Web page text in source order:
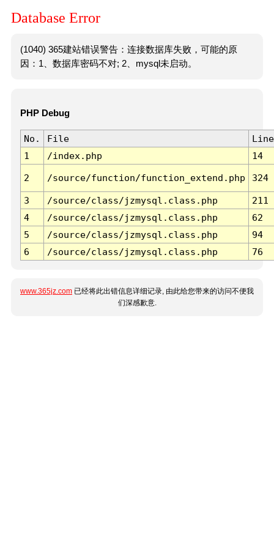
Database Error
(1040) 365建站错误警告：连接数据库失败，可能的原
因：1、数据库密码不对; 2、mysql未启动。
PHP Debug
No. File
Line
1
/index.php 14
2 /source/function/function_extend.php 324
3 /source/class/jzmysql.class.php
211
4
/source/class/jzmysql.class.php
62
5
/source/class/jzmysql.class.php
94
6
/source/class/jzmysql.class.php 76
www.365jz.com 已经将此出错信息详细记录, 由此给您带来的访问不便我
们深感歉意.